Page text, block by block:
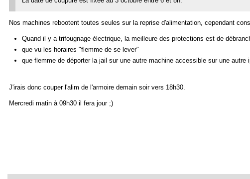
Nos machines rebootent toutes seules sur la reprise d'alimentation, cependant
Quand il y a trifougnage électrique, la meilleure des protections est de
que vu les horaires "flemme de se lever"
que flemme de déporter la jail sur une autre machine accessible sur une autre
J'irais donc couper l'alim de l'armoire demain soir vers 18h30.
Mercredi matin à 09h30 il fera jour ;)